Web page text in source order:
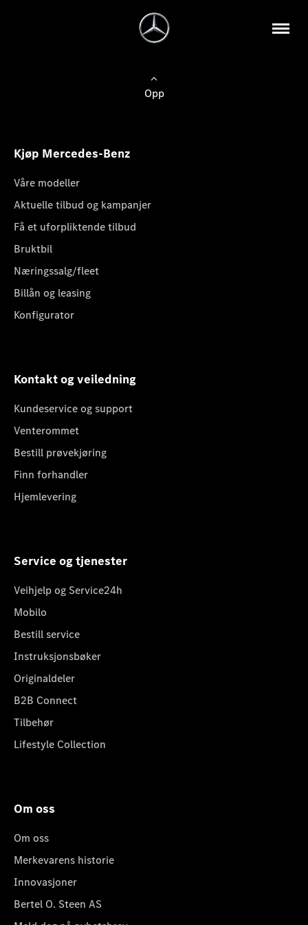
Opp
Kjøp Mercedes-Benz
Våre modeller
Aktuelle tilbud og kampanjer
Få et uforpliktende tilbud
Bruktbil
Næringssalg/fleet
Billån og leasing
Konfigurator
Kontakt og veiledning
Kundeservice og support
Venterommet
Bestill prøvekjøring
Finn forhandler
Hjemlevering
Service og tjenester
Veihjelp og Service24h
Mobilo
Bestill service
Instruksjonsbøker
Originaldeler
B2B Connect
Tilbehør
Lifestyle Collection
Om oss
Om oss
Merkevarens historie
Innovasjoner
Bertel O. Steen AS